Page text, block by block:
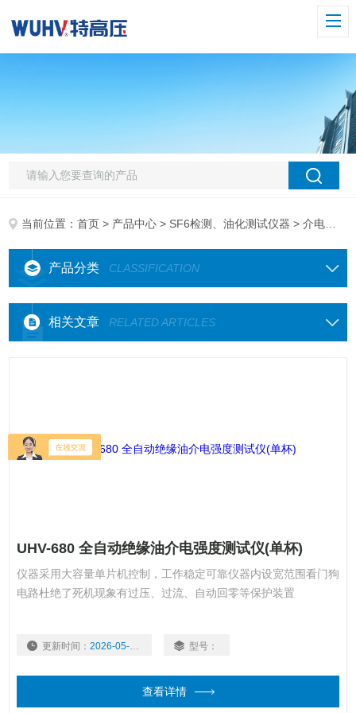
当前位置：首页 > 产品中心 > SF6检测、油化测试仪器 > 介电强度测试仪(单杯)
产品分类 CLASSIFICATION
相关文章 RELATED ARTICLES
UHV-680 全自动绝缘油介电强度测试仪(单杯)
仪器采用大容量单片机控制，工作稳定可靠仪器内设宽范围看门狗
电路杜绝了死机现象有过压、过流、自动回零等保护装置
更新时间： 2026-05-20 型号：
查看详情